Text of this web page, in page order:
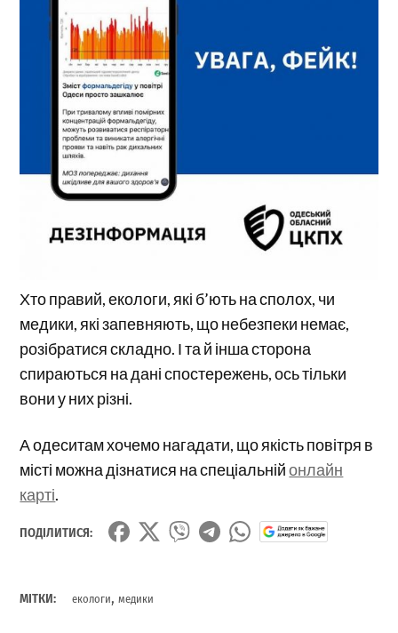
Хто правий, екологи, які б’ють на сполох, чи
медики, які запевняють, що небезпеки немає,
розібратися складно. І та й інша сторона
спираються на дані спостережень, ось тільки
вони у них різні.
А одеситам хочемо нагадати, що якість повітря в
місті можна дізнатися на спеціальнійонлайн
карті.
ПОДІЛИТИСЯ:
МІТКИ: екологи,медики